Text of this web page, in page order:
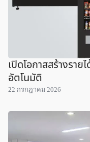
เปิดโอกาสสร้างรา
อัตโนมัติ
22 กรกฎาคม 2026